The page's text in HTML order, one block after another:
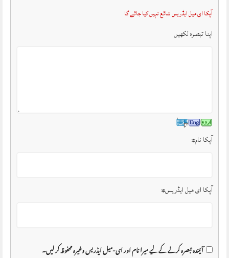
آپکا ای میل ایڈریس شائع نہیں کیا جائے گا
اپنا تبصرہ لکھیں
آپکا نام*
آپکا ای میل ایڈریس*
آئیندہ تبصرہ کرنے کے لیے میرا نام اور ای-میل ایڈریس وغیرہ محفوظ کر لیں۔